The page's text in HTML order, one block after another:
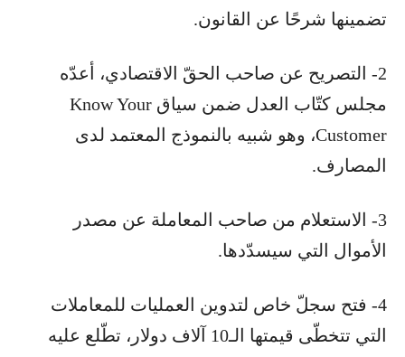
تضمينها شرحًا عن القانون.
2- التصريح عن صاحب الحقّ الاقتصادي، أعدّه
مجلس كتّاب العدل ضمن سياق Know Your
Customer، وهو شبيه بالنموذج المعتمد لدى
المصارف.
3- الاستعلام من صاحب المعاملة عن مصدر
الأموال التي سيسدّدها.
4- فتح سجلّ خاص لتدوين العمليات للمعاملات
التي تتخطّى قيمتها الـ10 آلاف دولار، تطّلع عليه